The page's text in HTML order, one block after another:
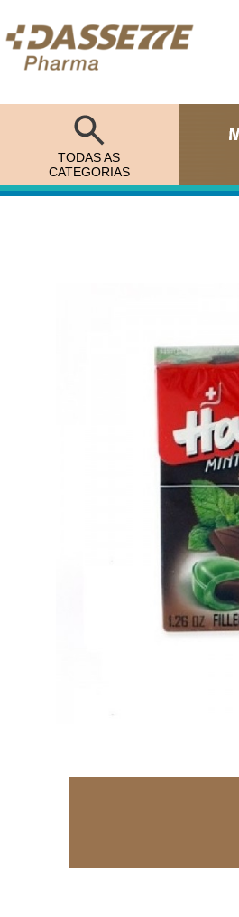
TODAS AS
CATEGORIAS